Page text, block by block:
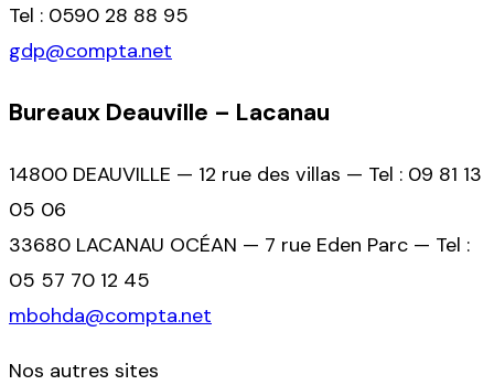
Tel : 0590 28 88 95
gdp@compta.net
Bureaux Deauville – Lacanau
14800 DEAUVILLE — 12 rue des villas — Tel : 09 81 13
05 06
33680 LACANAU OCÉAN — 7 rue Eden Parc — Tel :
05 57 70 12 45
mbohda@compta.net
Nos autres sites